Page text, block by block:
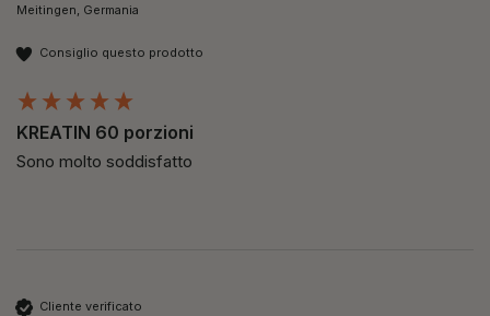
Meitingen, Germania
Consiglio questo prodotto
KREATIN 60 porzioni
Sono molto soddisfatto
Cliente verificato